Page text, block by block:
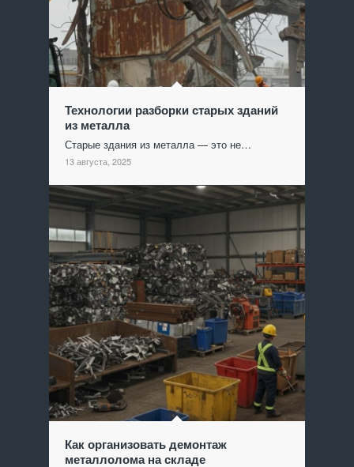
Технологии разборки старых зданий
из металла
Старые здания из металла — это не…
13 августа, 2025
Как организовать демонтаж
металлолома на складе